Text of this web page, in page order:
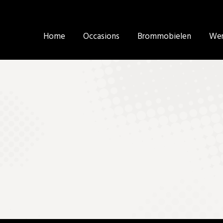
Home Occasions Brommobielen
Home Occasions Brommobielen